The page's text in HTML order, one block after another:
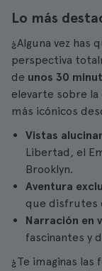
Lo más
¿Alguna vez has
perspectiva
de unos 30
elevarte sobre
más icónicos
Vistas
Libertad, el
Brooklyn.
Aventura
que disfrutes
Narración en
fascinantes y
¿Te imaginas